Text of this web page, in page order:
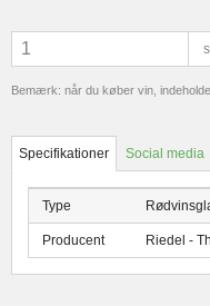
Bemærk: når du køber vin,
Specifikationer Social media
Type
Producent Riedel -